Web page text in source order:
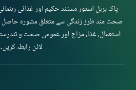
پاک ہربل اسٹور مستند حکیم اور غذائی
صحت مند طرز زندگی سے متعلق مشورہ
استعمال، غذا، مزاج اور عمومی صحت و
لائن رابطہ کریں۔